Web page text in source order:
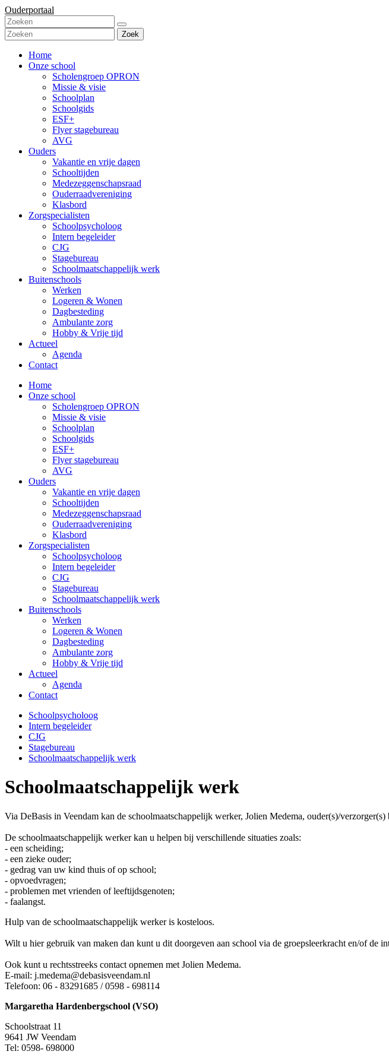
Ouderportaal
Zoek
Home
Onze school
Scholengroep OPRON
Missie & visie
Schoolplan
Schoolgids
ESF+
Flyer stagebureau
AVG
Ouders
Vakantie en vrije dagen
Schooltijden
Medezeggenschapsraad
Ouderraadvereniging
Klasbord
Zorgspecialisten
Schoolpsycholoog
Intern begeleider
CJG
Stagebureau
Schoolmaatschappelijk werk
Buitenschools
Werken
Logeren & Wonen
Dagbesteding
Ambulante zorg
Hobby & Vrije tijd
Actueel
Agenda
Contact
Home
Onze school
Scholengroep OPRON
Missie & visie
Schoolplan
Schoolgids
ESF+
Flyer stagebureau
AVG
Ouders
Vakantie en vrije dagen
Schooltijden
Medezeggenschapsraad
Ouderraadvereniging
Klasbord
Zorgspecialisten
Schoolpsycholoog
Intern begeleider
CJG
Stagebureau
Schoolmaatschappelijk werk
Buitenschools
Werken
Logeren & Wonen
Dagbesteding
Ambulante zorg
Hobby & Vrije tijd
Actueel
Agenda
Contact
Schoolpsycholoog
Intern begeleider
CJG
Stagebureau
Schoolmaatschappelijk werk
Schoolmaatschappelijk werk
Via DeBasis in Veendam kan de schoolmaatschappelijk werker, Jolien Medema, ouder(s)/
De schoolmaatschappelijk werker kan u helpen bij verschillende situaties zoals:
- een scheiding;
- een zieke ouder;
- gedrag van uw kind thuis of op school;
- opvoedvragen;
- problemen met vrienden of leeftijdsgenoten;
- faalangst.
Hulp van de schoolmaatschappelijk werker is kosteloos.
Wilt u hier gebruik van maken dan kunt u dit doorgeven aan school via de groepsleerkracht en/of de
Ook kunt u rechtsstreeks contact opnemen met Jolien Medema.
E-mail: j.medema@debasisveendam.nl
Telefoon: 06 - 83291685 / 0598 - 698114
Margaretha Hardenbergschool (VSO)
Schoolstraat 11
9641 JW Veendam
Tel: 0598- 698000